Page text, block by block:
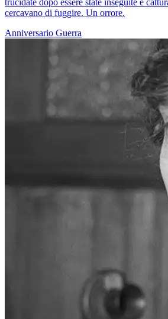
trucidate dopo essere state inseguite e
cercavano di fuggire. Un orrore.
Anniversario Guerra